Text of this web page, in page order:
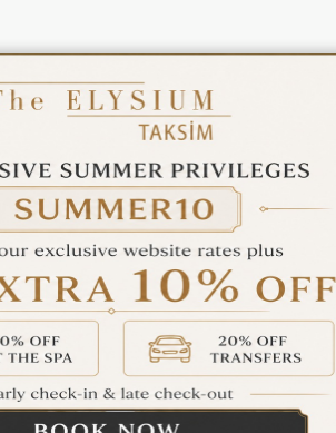
The Elysium Touristic Contact Us